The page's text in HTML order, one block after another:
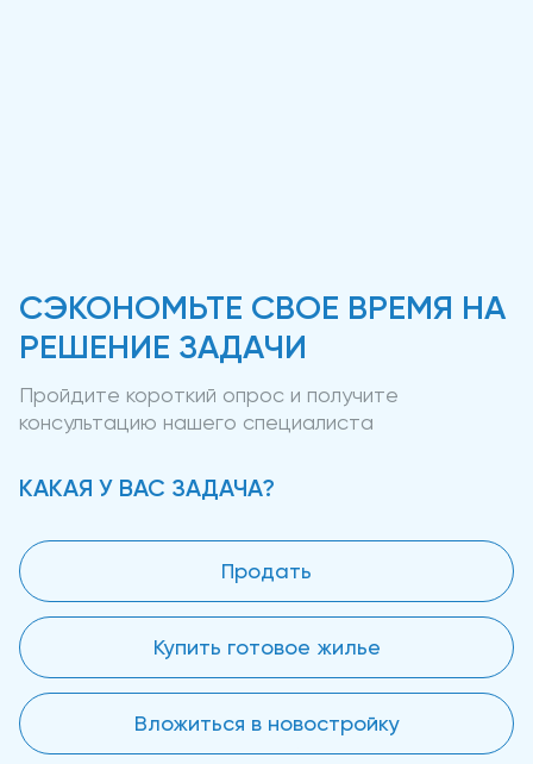
СЭКОНОМЬТЕ СВОЕ ВРЕМЯ НА
РЕШЕНИЕ ЗАДАЧИ
Пройдите короткий опрос и получите
консультацию нашего специалиста
КАКАЯ У ВАС ЗАДАЧА?
Продать
Купить готовое жилье
Вложиться в новостройку